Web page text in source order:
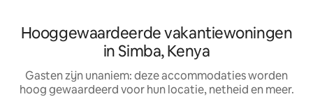
Hooggewaardeerde vakantiewoningen
in Simba, Kenya
Gasten zijn unaniem: deze accommodaties worden
hoog gewaardeerd voor hun locatie, netheid en meer.